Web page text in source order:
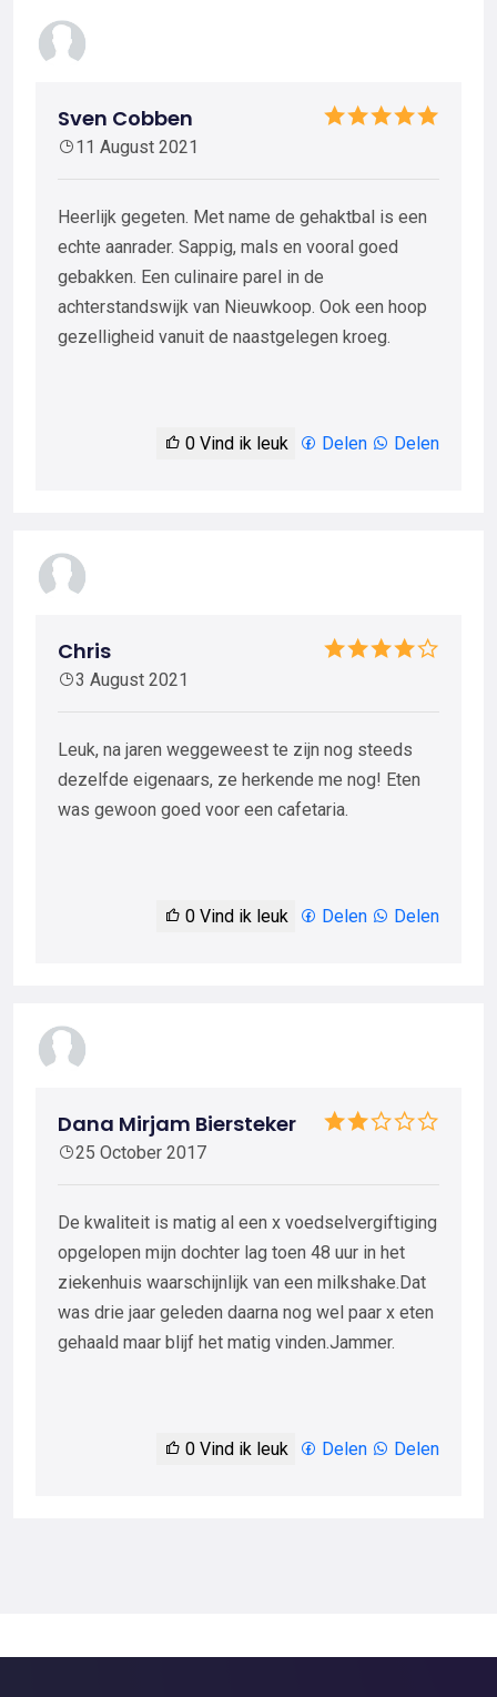
Sven Cobben
11 August 2021
Heerlijk gegeten. Met name de gehaktbal is een
echte aanrader. Sappig, mals en vooral goed
gebakken. Een culinaire parel in de
achterstandswijk van Nieuwkoop. Ook een hoop
gezelligheid vanuit de naastgelegen kroeg.
0 Vind ik leuk Delen Delen
Chris
3 August 2021
Leuk, na jaren weggeweest te zijn nog steeds
dezelfde eigenaars, ze herkende me nog! Eten
was gewoon goed voor een cafetaria.
0 Vind ik leuk Delen Delen
Dana Mirjam Biersteker
25 October 2017
De kwaliteit is matig al een x voedselvergiftiging
opgelopen mijn dochter lag toen 48 uur in het
ziekenhuis waarschijnlijk van een milkshake.Dat
was drie jaar geleden daarna nog wel paar x eten
gehaald maar blijf het matig vinden.Jammer.
0 Vind ik leuk Delen Delen